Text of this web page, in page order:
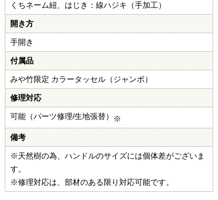
くちネーム紐、はじき：線ハジキ（手加工）
開き方
手開き
付属品
みや竹限定 カラータッセル（ジャンボ）
修理対応
可能（パーツ修理/生地張替） ※
備考
※天然樹の為、ハンドルのサイズには個体差がございま
す。
※修理対応は、部材のある限り対応可能です。